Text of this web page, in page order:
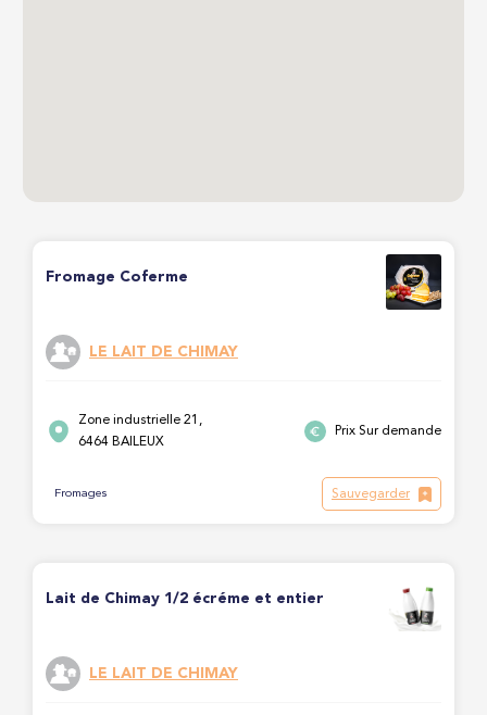
Fromage Coferme
LE LAIT DE CHIMAY
Zone industrielle 21,
6464 BAILEUX
Prix Sur demande
Fromages Sauvegarder
Lait de Chimay 1/2 écréme et entier
LE LAIT DE CHIMAY